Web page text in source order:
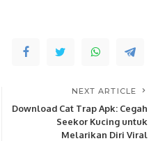
NEXT ARTICLE
Download Cat Trap Apk: Cegah
Seekor Kucing untuk
Melarikan Diri Viral